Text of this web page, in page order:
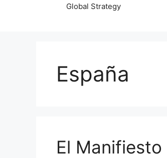
Global Strategy
España
El